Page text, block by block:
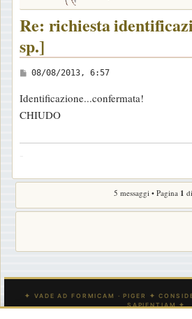
Re: richiesta
sp.]
M
s
s
o
08/08/2013, 6:57
Identificazione...confermata!
CHIUDO
5 messaggi • Pagina 1 di